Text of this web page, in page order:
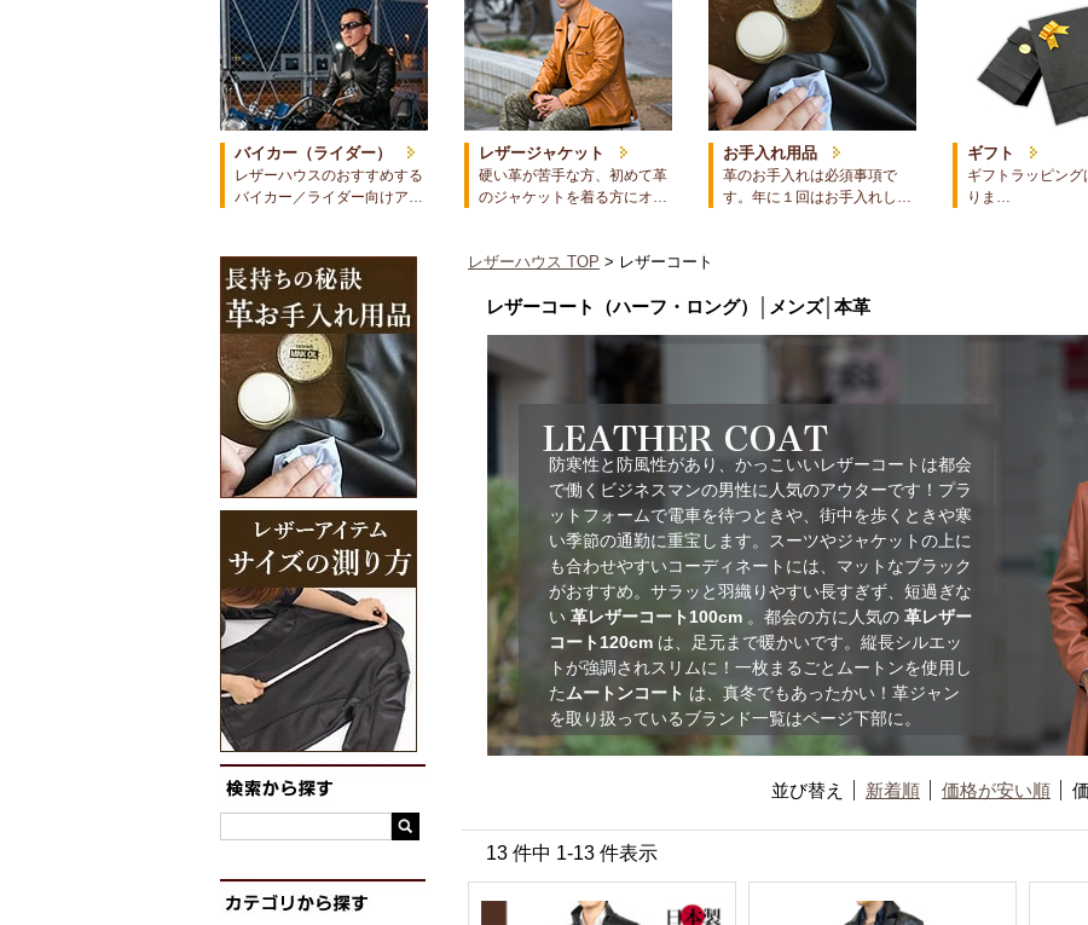
バイカー（ライダー）
レザーハウスのおすすめする
バイカー／ライダー向けア…
レザージャケット
硬い革が苦手な方、初めて革
のジャケットを着る方にオ…
お手入れ用品
革のお手入れは必須事項で
す。年に１回はお手入れし…
ギフト
ギフトラッピング
りま…
レザーハウス TOP > レザーコート
レザーコート（ハーフ・ロング）│メンズ│本革
防寒性と防風性があり、かっこいいレザーコートは都会
で働くビジネスマンの男性に人気のアウターです！プラ
ットフォームで電車を待つときや、街中を歩くときや寒
い季節の通勤に重宝します。スーツやジャケットの上に
も合わせやすいコーディネートには、マットなブラック
がおすすめ。サラッと羽織りやすい長すぎず、短過ぎな
い 革レザーコート100cm。都会の方に人気の 革レザー
コート120cmは、足元まで暖かいです。縦長シルエッ
トが強調されスリムに！一枚まるごとムートンを使用し
たムートンコート は、真冬でもあったかい！革ジャン
を取り扱っているブランド一覧はページ下部に。
並び替え 新着順 価格が安い順
13 件中 1-13 件表示